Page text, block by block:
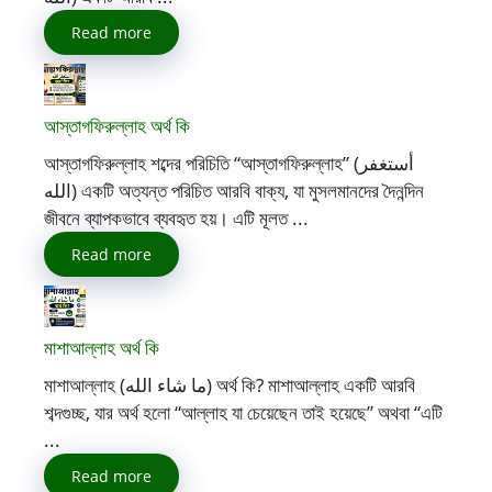
Read more
আস্তাগফিরুল্লাহ অর্থ কি
আস্তাগফিরুল্লাহ শব্দের পরিচিতি “আস্তাগফিরুল্লাহ” (أستغفر
الله) একটি অত্যন্ত পরিচিত আরবি বাক্য, যা মুসলমানদের দৈনন্দিন
জীবনে ব্যাপকভাবে ব্যবহৃত হয়। এটি মূলত ...
Read more
মাশাআল্লাহ অর্থ কি
মাশাআল্লাহ (ما شاء الله) অর্থ কি? মাশাআল্লাহ একটি আরবি
শব্দগুচ্ছ, যার অর্থ হলো “আল্লাহ যা চেয়েছেন তাই হয়েছে” অথবা “এটি
...
Read more